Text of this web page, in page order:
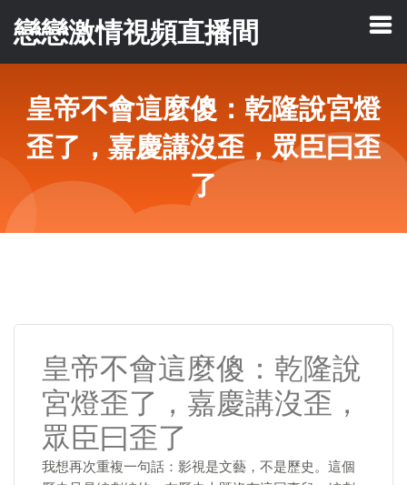
戀戀激情視頻直播間
皇帝不會這麼傻：乾隆說宮燈
歪了，嘉慶講沒歪，眾臣曰歪
了
皇帝不會這麼傻：乾隆說
宮燈歪了，嘉慶講沒歪，
眾臣曰歪了
我想再次重複一句話：影視是文藝，不是歷史。這個